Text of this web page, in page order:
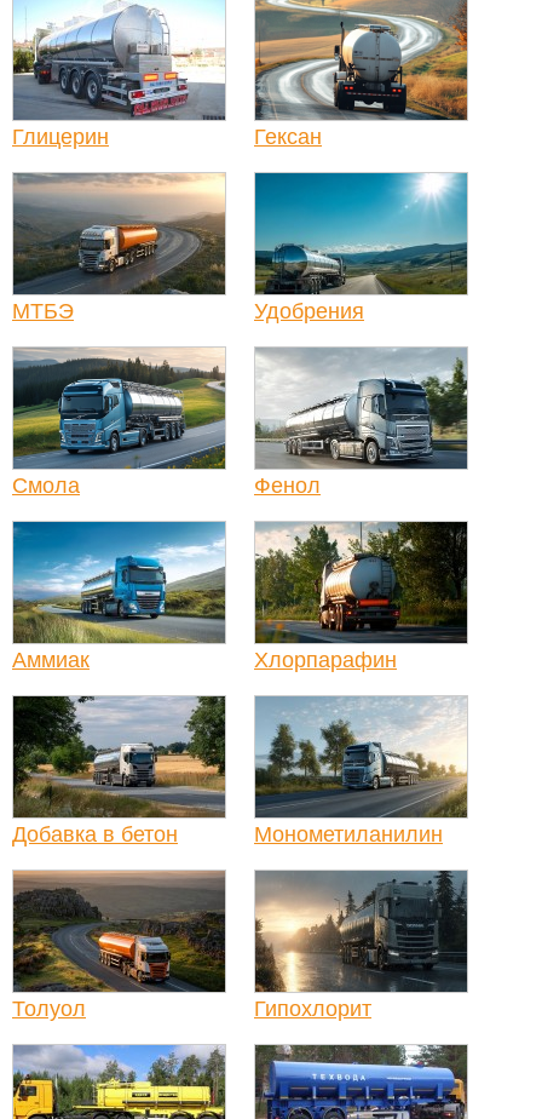
Глицерин Гексан
МТБЭ Удобрения
Смола Фенол
Аммиак Хлорпарафин
Добавка в бетон Монометиланилин
Толуол Гипохлорит